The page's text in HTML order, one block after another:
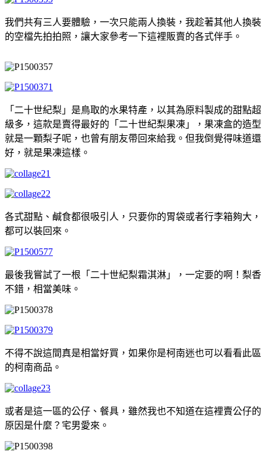
我們共有三人要體驗，一次只能兩人換裝，我趁著其他人換裝
的空檔先拍拍照，讓大家參考一下這裡販賣的各式伴手。
「二十世紀梨」是鳥取的水果特產，以其為原料製成的甜點超
級多，這款是賣得最好的「二十世紀梨果凍」，果凍盒的造型
就是一顆梨子呢，也曾有朋友帶回來給我。但我倒覺得味道還
好，就是果凍這樣。
各式甜點、鹹食都很吸引人，只要你的胃袋或者行李箱夠大，
都可以裝回來。
最後我嘗試了一根「二十世紀梨霜淇淋」，一定要的啊！梨香
不錯，相當美味。
不得不說這間真是相當好買，如果你是柯南迷也可以看看此區
的柯南商品。
或者是這一區的公仔、餐具，雖然我也不知道在這裡賣公仔的
原因是什麼？宅男愛來。